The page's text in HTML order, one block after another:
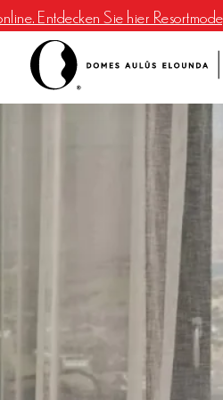
Entdecken Sie hier